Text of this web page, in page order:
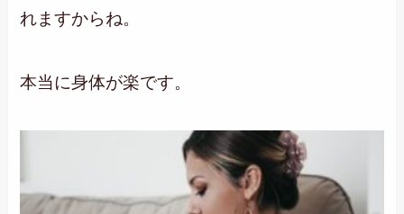
れますからね。
本当に身体が楽です。